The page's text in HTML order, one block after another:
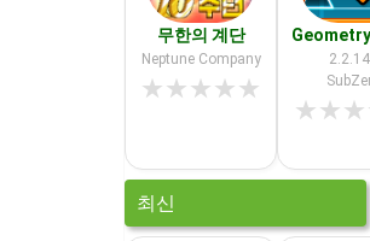
무한의 계단
Neptune Company
★★★★★
★★★
최신